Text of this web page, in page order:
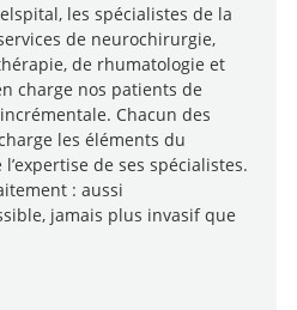
les spécialistes de la
de neurochirurgie,
de rhumatologie et
charge nos patients de
Chacun des
les éléments du
de ses spécialistes.
: aussi
jamais plus invasif que